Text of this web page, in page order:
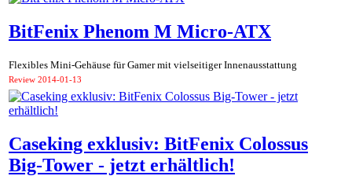
BitFenix Phenom M Micro-ATX
Flexibles Mini-Gehäuse für Gamer mit vielseitiger Innenausstattung
Review 2014-01-13
Caseking exklusiv: BitFenix Colossus
Big-Tower - jetzt erhältlich!